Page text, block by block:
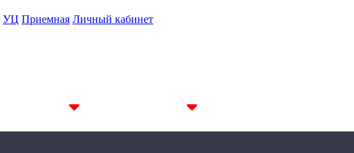
УЦ Приемная Личный кабинет
14D 14.19%